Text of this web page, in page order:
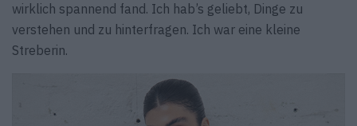
wirklich spannend fand. Ich hab’s geliebt, Dinge zu
verstehen und zu hinterfragen. Ich war eine kleine
Streberin.